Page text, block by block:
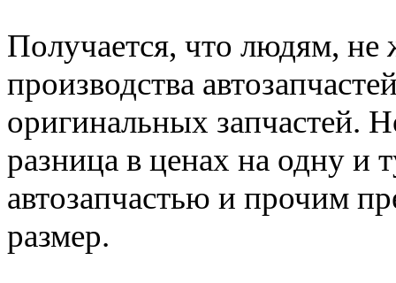
Получается, что людям,
производства
оригинальных запчастей.
разница в ценах на одну и
автозапчастью и прочим
размер.